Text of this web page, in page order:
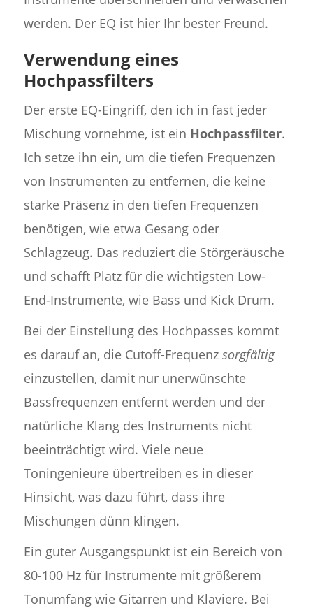
werden. Der EQ ist hier Ihr bester Freund.
Verwendung eines
Hochpassfilters
Der erste EQ-Eingriff, den ich in fast jeder
Mischung vornehme, ist ein Hochpassfilter.
Ich setze ihn ein, um die tiefen Frequenzen
von Instrumenten zu entfernen, die keine
starke Präsenz in den tiefen Frequenzen
benötigen, wie etwa Gesang oder
Schlagzeug. Das reduziert die Störgeräusche
und schafft Platz für die wichtigsten Low-
End-Instrumente, wie Bass und Kick Drum.
Bei der Einstellung des Hochpasses kommt
es darauf an, die Cutoff-Frequenz sorgfältig
einzustellen, damit nur unerwünschte
Bassfrequenzen entfernt werden und der
natürliche Klang des Instruments nicht
beeinträchtigt wird. Viele neue
Toningenieure übertreiben es in dieser
Hinsicht, was dazu führt, dass ihre
Mischungen dünn klingen.
Ein guter Ausgangspunkt ist ein Bereich von
80-100 Hz für Instrumente mit größerem
Tonumfang wie Gitarren und Klaviere. Bei